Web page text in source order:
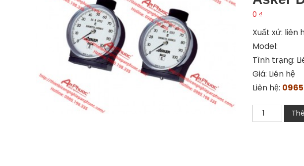
0 ₫
Xuất xứ: liên
Model:
Tình trạng:
Giá: Liên hệ
Liên hệ:
Đồng
hồ